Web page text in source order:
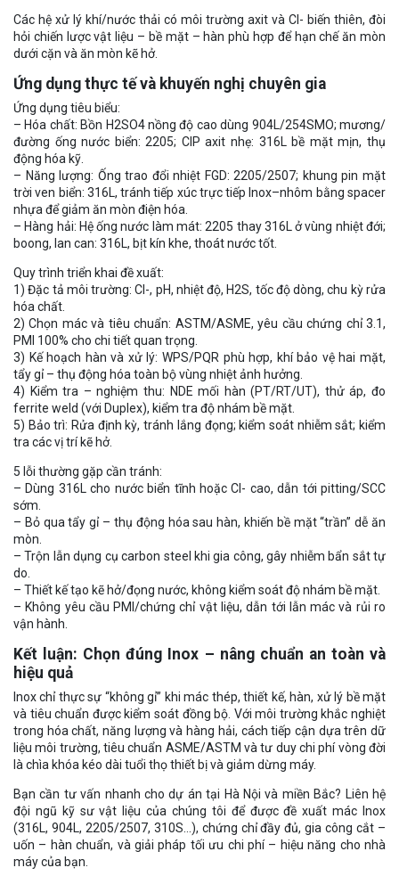
Các hệ xử lý khí/nước thải có môi trường axit và Cl- biến thiên, đòi
hỏi chiến lược vật liệu – bề mặt – hàn phù hợp để hạn chế ăn mòn
dưới cặn và ăn mòn kẽ hở.
Ứng dụng thực tế và khuyến nghị chuyên gia
Ứng dụng tiêu biểu:
– Hóa chất: Bồn H2SO4 nồng độ cao dùng 904L/254SMO; mương/
đường ống nước biển: 2205; CIP axit nhẹ: 316L bề mặt mịn, thụ
động hóa kỹ.
– Năng lượng: Ống trao đổi nhiệt FGD: 2205/2507; khung pin mặt
trời ven biển: 316L, tránh tiếp xúc trực tiếp Inox–nhôm bằng spacer
nhựa để giảm ăn mòn điện hóa.
– Hàng hải: Hệ ống nước làm mát: 2205 thay 316L ở vùng nhiệt đới;
boong, lan can: 316L, bịt kín khe, thoát nước tốt.
Quy trình triển khai đề xuất:
1) Đặc tả môi trường: Cl-, pH, nhiệt độ, H2S, tốc độ dòng, chu kỳ rửa
hóa chất.
2) Chọn mác và tiêu chuẩn: ASTM/ASME, yêu cầu chứng chỉ 3.1,
PMI 100% cho chi tiết quan trọng.
3) Kế hoạch hàn và xử lý: WPS/PQR phù hợp, khí bảo vệ hai mặt,
tẩy gỉ – thụ động hóa toàn bộ vùng nhiệt ảnh hưởng.
4) Kiểm tra – nghiệm thu: NDE mối hàn (PT/RT/UT), thử áp, đo
ferrite weld (với Duplex), kiểm tra độ nhám bề mặt.
5) Bảo trì: Rửa định kỳ, tránh lắng đọng; kiểm soát nhiễm sắt; kiểm
tra các vị trí kẽ hở.
5 lỗi thường gặp cần tránh:
– Dùng 316L cho nước biển tĩnh hoặc Cl- cao, dẫn tới pitting/SCC
sớm.
– Bỏ qua tẩy gỉ – thụ động hóa sau hàn, khiến bề mặt “trần” dễ ăn
mòn.
– Trộn lẫn dụng cụ carbon steel khi gia công, gây nhiễm bẩn sắt tự
do.
– Thiết kế tạo kẽ hở/đọng nước, không kiểm soát độ nhám bề mặt.
– Không yêu cầu PMI/chứng chỉ vật liệu, dẫn tới lẫn mác và rủi ro
vận hành.
Kết luận: Chọn đúng Inox – nâng chuẩn an toàn và
hiệu quả
Inox chỉ thực sự “không gỉ” khi mác thép, thiết kế, hàn, xử lý bề mặt
và tiêu chuẩn được kiểm soát đồng bộ. Với môi trường khắc nghiệt
trong hóa chất, năng lượng và hàng hải, cách tiếp cận dựa trên dữ
liệu môi trường, tiêu chuẩn ASME/ASTM và tư duy chi phí vòng đời
là chìa khóa kéo dài tuổi thọ thiết bị và giảm dừng máy.
Bạn cần tư vấn nhanh cho dự án tại Hà Nội và miền Bắc? Liên hệ
đội ngũ kỹ sư vật liệu của chúng tôi để được đề xuất mác Inox
(316L, 904L, 2205/2507, 310S…), chứng chỉ đầy đủ, gia công cắt –
uốn – hàn chuẩn, và giải pháp tối ưu chi phí – hiệu năng cho nhà
máy của bạn.